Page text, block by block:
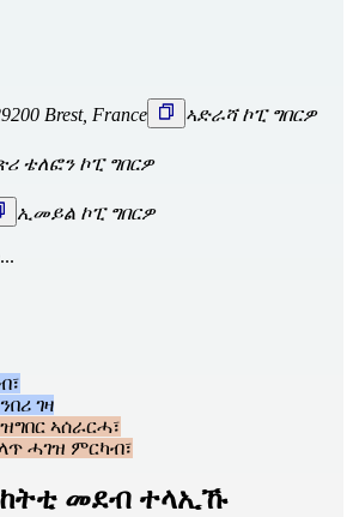
Brest, France ኣድራሻ ኮፒ ግበርዎ
ቴለፎን ኮፒ ግበርዎ
ኢመይል ኮፒ ግበርዎ
ገዛ
ኣሰራርሓ፣
ሓገዝ ምርካብ፣
መደብ ተላኢኹ